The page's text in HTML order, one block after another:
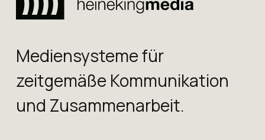
Mediensysteme für
zeitgemäße Kommunikation
und Zusammenarbeit.